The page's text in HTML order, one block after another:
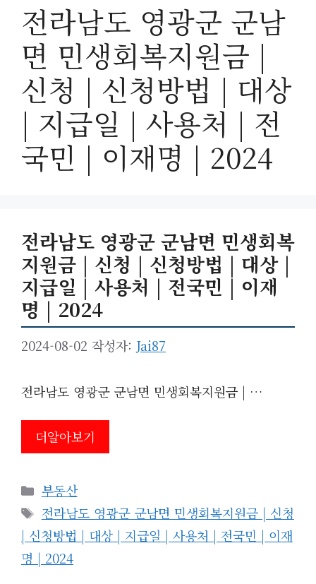
전라남도 영광군 군남
면 민생회복지원금 |
신청 | 신청방법 | 대상
| 지급일 | 사용처 | 전
국민 | 이재명 | 2024
전라남도 영광군 군남면 민생회복
지원금 | 신청 | 신청방법 | 대상 |
지급일 | 사용처 | 전국민 | 이재
명 | 2024
2024-08-02 작성자: Jai87
전라남도 영광군 군남면 민생회복지원금 | …
더알아보기
카
테
고
리
부동산
태
그
전라남도 영광군 군남면 민생회복지원금 | 신청
| 신청방법 | 대상 | 지급일 | 사용처 | 전국민 | 이재
명 | 2024